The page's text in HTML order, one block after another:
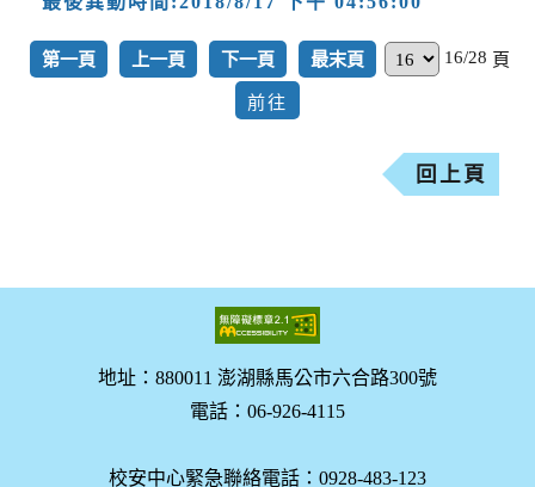
第一頁 上一頁 下一頁 最末頁 16/28 頁
回上頁
地址：880011 澎湖縣馬公市六合路300號
電話：06-926-4115
校安中心緊急聯絡電話：0928-483-123